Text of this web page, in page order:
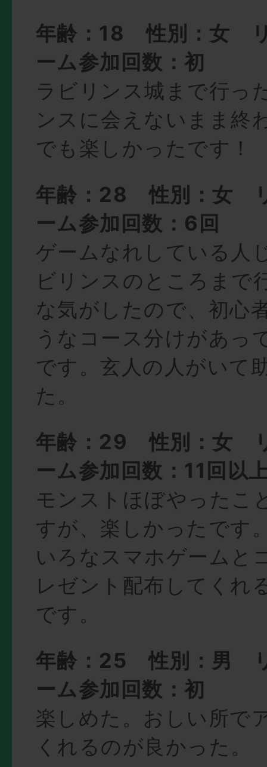
年齢：18 性別：女
ーム参加回数：初
ラビリンス城まで行っ
ンスに会えないまま終
でも楽しかったです！
年齢：28 性別：女
ーム参加回数：6回
ゲームなれしている人
ビリンスのところまで
な気がしたので、初心
うなコース分けがあっ
です。玄人の人がいて
た。
年齢：29 性別：女
ーム参加回数：11回以
モンストほぼやったこ
すが、楽しかったです
いろなスマホゲームと
レゼント配布してくれ
です。
年齢：25 性別：男
ーム参加回数：初
楽しめた。おしい所で
くれるのが良かった。